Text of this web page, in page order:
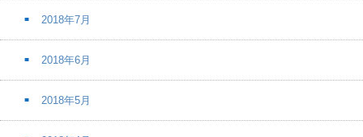
2018年7月
2018年6月
2018年5月